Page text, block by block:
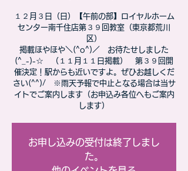
１２月３日（日）【午前の部】ロイヤルホーム
センター南千住店第３９回教室（東京都荒川
区）
​掲載ほやほや＼(^o^)／ お待たせしました
(^_-)-☆ （１１月１１日掲載） 第３９回開
催決定！駅からも近いですよ。ぜひお越しくだ
さい(^^)/ ※雨天予報で中止となる場合は当サ
イトでご案内します（お申込み各位へもご案内
します）
お申し込みの受付は終了しまし
た。